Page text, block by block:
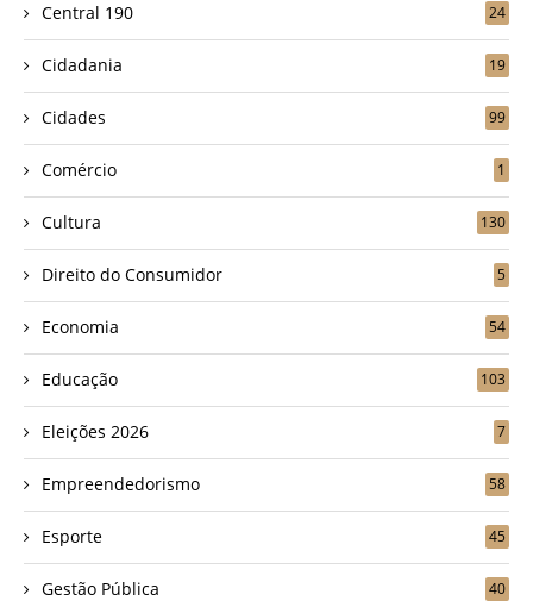
Central 190 24
Cidadania 19
Cidades 99
Comércio 1
Cultura 130
Direito do Consumidor 5
Economia 54
Educação 103
Eleições 2026 7
Empreendedorismo 58
Esporte 45
Gestão Pública 40